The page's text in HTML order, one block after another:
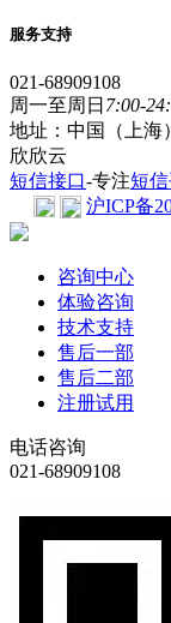
服务支持
021-68909108
周一至周日 7:00-
地址：中国（上海
欣欣云
短信接口-专注短
沪ICP备
咨询中心
体验咨询
技术支持
售后一部
售后二部
注册试用
电话咨询
021-68909108